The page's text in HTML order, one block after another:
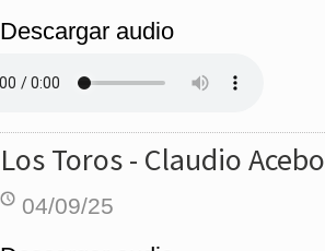
Descargar audio
Los Toros - Claudio Acebo
04/09/25